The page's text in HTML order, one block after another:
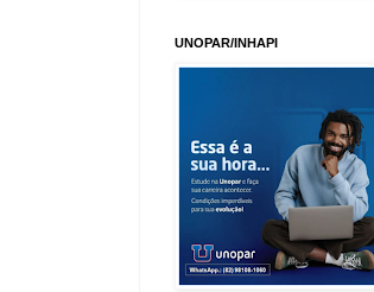
UNOPAR/INHAPI